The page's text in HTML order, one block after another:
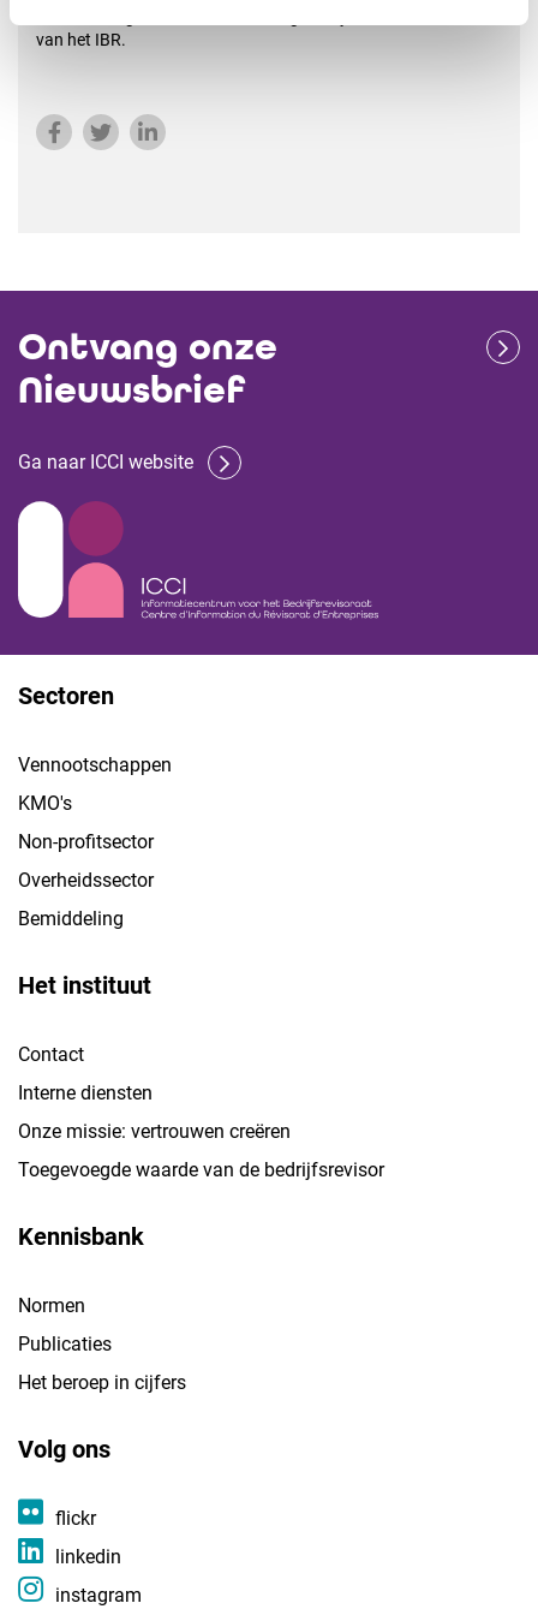
van het IBR.
Ontvang onze
Nieuwsbrief
Ga naar ICCI website
Sectoren
Vennootschappen
KMO's
Non-profitsector
Overheidssector
Bemiddeling
Het instituut
Contact
Interne diensten
Onze missie: vertrouwen creëren
Toegevoegde waarde van de bedrijfsrevisor
Kennisbank
Normen
Publicaties
Het beroep in cijfers
Volg ons
flickr
linkedin
instagram